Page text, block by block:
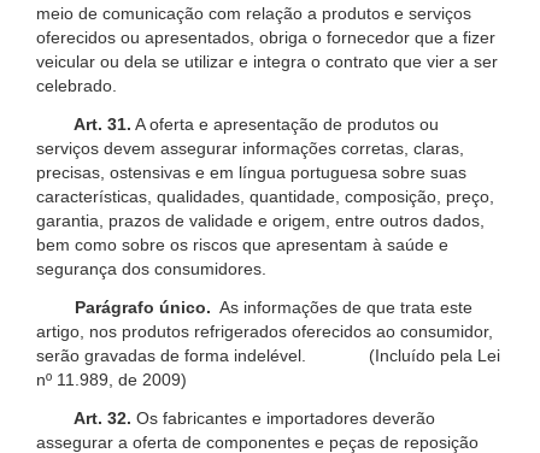
meio de comunicação com relação a produtos e serviços
oferecidos ou apresentados, obriga o fornecedor que a fizer
veicular ou dela se utilizar e integra o contrato que vier a ser
celebrado.
Art. 31. A oferta e apresentação de produtos ou
serviços devem assegurar informações corretas, claras,
precisas, ostensivas e em língua portuguesa sobre suas
características, qualidades, quantidade, composição, preço,
garantia, prazos de validade e origem, entre outros dados,
bem como sobre os riscos que apresentam à saúde e
segurança dos consumidores.
Parágrafo único. As informações de que trata este
artigo, nos produtos refrigerados oferecidos ao consumidor,
serão gravadas de forma indelével. (Incluído pela Lei
nº 11.989, de 2009)
Art. 32. Os fabricantes e importadores deverão
assegurar a oferta de componentes e peças de reposição